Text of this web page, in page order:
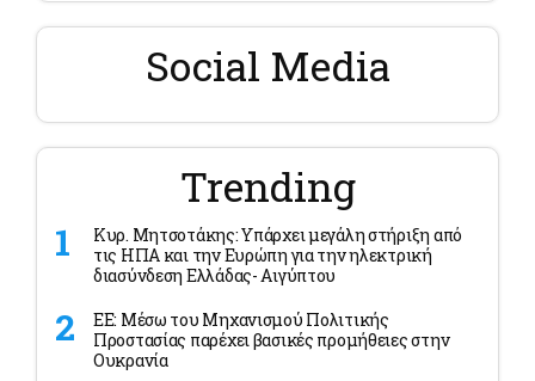
Social Media
Trending
Κυρ. Μητσοτάκης: Υπάρχει μεγάλη στήριξη από
τις ΗΠΑ και την Ευρώπη για την ηλεκτρική
διασύνδεση Ελλάδας- Αιγύπτου
ΕΕ: Μέσω του Μηχανισμού Πολιτικής
Προστασίας παρέχει βασικές προμήθειες στην
Ουκρανία